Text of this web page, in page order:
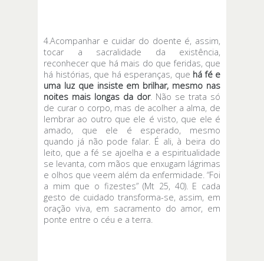
4.Acompanhar e cuidar do doente é, assim,
tocar a sacralidade da existência,
reconhecer que há mais do que feridas, que
há histórias, que há esperanças, que há fé e
uma luz que insiste em brilhar, mesmo nas
noites mais longas da dor. Não se trata só
de curar o corpo, mas de acolher a alma, de
lembrar ao outro que ele é visto, que ele é
amado, que ele é esperado, mesmo
quando já não pode falar. É ali, à beira do
leito, que a fé se ajoelha e a espiritualidade
se levanta, com mãos que enxugam lágrimas
e olhos que veem além da enfermidade. “Foi
a mim que o fizestes” (Mt 25, 40). E cada
gesto de cuidado transforma-se, assim, em
oração viva, em sacramento do amor, em
ponte entre o céu e a terra.